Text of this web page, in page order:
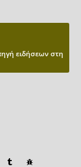
ειδήσεων στη